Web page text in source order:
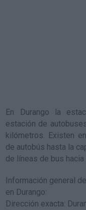
En Durango la
estación de
kilómetros. Existen
de autobús hasta la
de líneas de bus
Información general
en Durango:
Dirección exacta: